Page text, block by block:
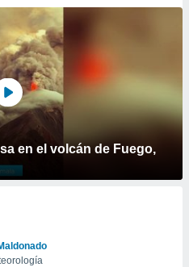
en el volcán de Fuego,